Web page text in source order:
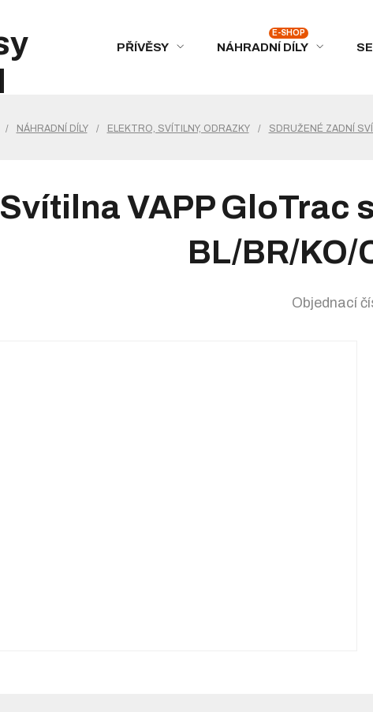
PŘÍVĚSY NÁHRADNÍ DÍLY
/ NÁHRADNÍ DÍLY / ELEKTRO, SVÍTILNY, ODRAZKY / SDRUŽENÉ ZADNÍ
Svítilna VAPP GloTrac
BL/BR/KO/
Objednací